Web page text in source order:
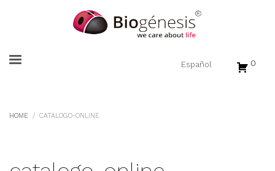
0
HOME CATALOGO-ONLINE